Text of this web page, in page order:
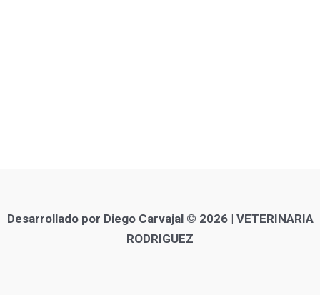
Desarrollado por Diego Carvajal © 2026 | VETERINARIA
RODRIGUEZ